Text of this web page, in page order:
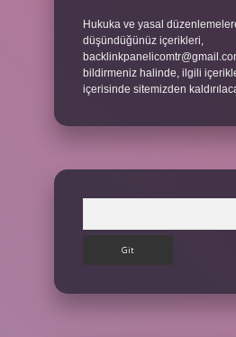
Hukuka ve yasal
düşündüğünüz içerikleri,
bildirmeniz halinde, ilgili
içerisinde sitemizden